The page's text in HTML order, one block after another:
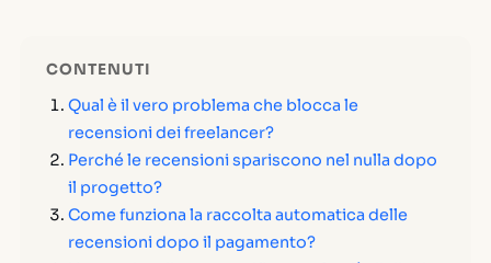
CONTENUTI
Qual è il vero problema che blocca le
recensioni dei freelancer?
Perché le recensioni spariscono nel nulla dopo
il progetto?
Come funziona la raccolta automatica delle
recensioni dopo il pagamento?